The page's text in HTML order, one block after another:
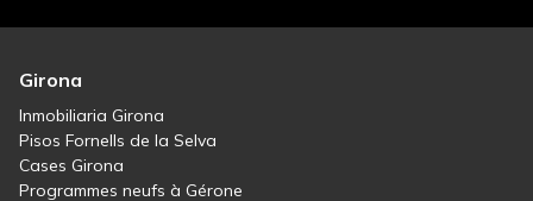
Girona
Inmobiliaria Girona
Pisos Fornells de la Selva
Cases Girona
Programmes neufs à Gérone